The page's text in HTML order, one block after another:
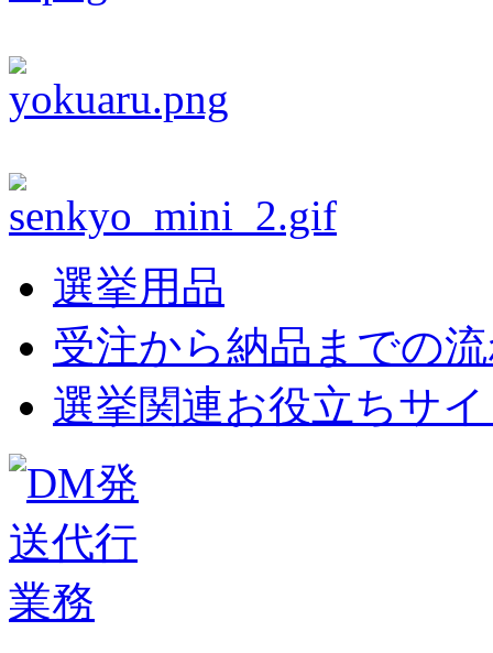
選挙用品
受注から納品までの
選挙関連お役立ちサ